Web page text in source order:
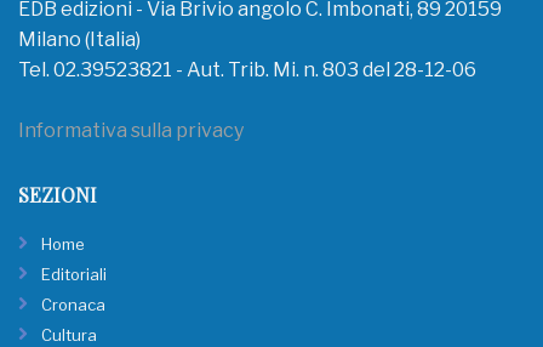
EDB edizioni - Via Brivio angolo C. Imbonati, 89 20159
Milano (Italia)
Tel. 02.39523821 - Aut. Trib. Mi. n. 803 del 28-12-06
Informativa sulla privacy
SEZIONI
Home
Editoriali
Cronaca
Cultura